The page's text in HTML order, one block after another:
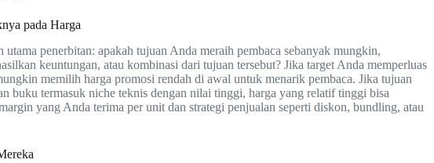
pada Harga
utama penerbitan: apakah tujuan Anda meraih pembaca sebanyak mungkin,
keuntungan, atau kombinasi dari tujuan tersebut? Jika target Anda memperluas
memilih harga promosi rendah di awal untuk menarik pembaca. Jika tujuan
buku termasuk niche teknis dengan nilai tinggi, harga yang relatif tinggi bisa
yang Anda terima per unit dan strategi penjualan seperti diskon, bundling, atau